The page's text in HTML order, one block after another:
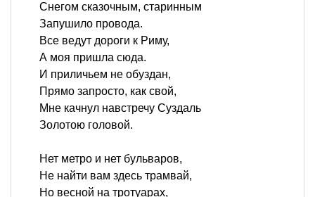
Снегом сказочным, старинным
Запушило провода.
Все ведут дороги к Риму,
А моя пришла сюда.
И приличьем не обуздан,
Прямо запросто, как свой,
Мне качнул навстречу Суздаль
Золотою головой.
Нет метро и нет бульваров,
Не найти вам здесь трамвай,
Но весной на тротуарах,